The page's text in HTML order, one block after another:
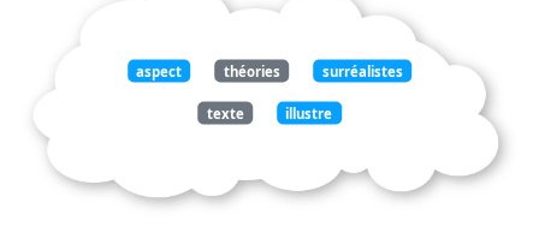
aspect théories surréalistes
texte illustre